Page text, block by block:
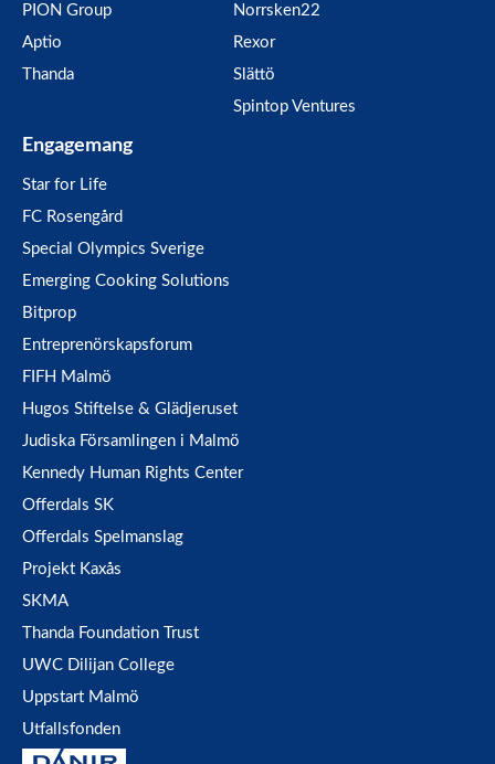
PION Group
Aptio
Thanda
Norrsken22
Rexor
Slättö
Spintop Ventures
Engagemang
Star for Life
FC Rosengård
Special Olympics Sverige
Emerging Cooking Solutions
Bitprop
Entreprenörskapsforum
FIFH Malmö
Hugos Stiftelse & Glädjeruset
Judiska Församlingen i Malmö
Kennedy Human Rights Center
Offerdals SK
Offerdals Spelmanslag
Projekt Kaxås
SKMA
Thanda Foundation Trust
UWC Dilijan College
Uppstart Malmö
Utfallsfonden